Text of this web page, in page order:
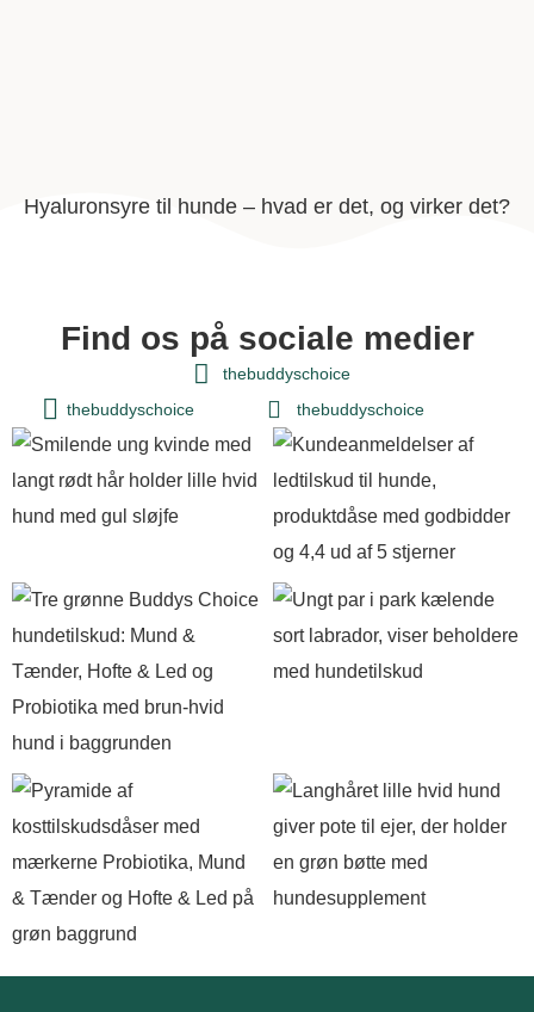
Hyaluronsyre til hunde – hvad er det, og virker det?
Find os på sociale medier
thebuddyschoice
thebuddyschoice
thebuddyschoice